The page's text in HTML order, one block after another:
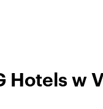
Hotels w